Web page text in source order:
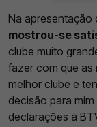
Na apresentação
mostrou-se
clube muito
fazer com que as
melhor clube e
decisão para mim
declarações à